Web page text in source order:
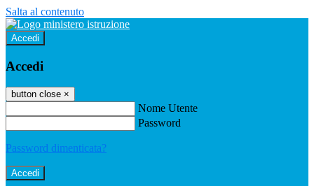
Salta al contenuto
Accedi
Accedi
button close ×
Nome Utente
Password
Password dimenticata?